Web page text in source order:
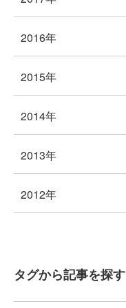
2016年
2015年
2014年
2013年
2012年
タグから記事を探す